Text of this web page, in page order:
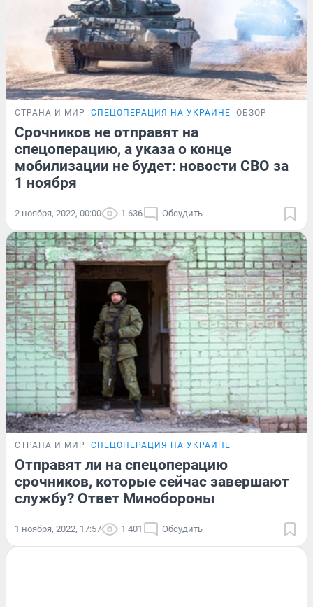
СТРАНА И МИР СПЕЦОПЕРАЦИЯ НА УКРАИНЕ ОБЗОР
Срочников не отправят на
спецоперацию, а указа о конце
мобилизации не будет: новости СВО за
1 ноября
2 ноября, 2022, 00:00 1 636 Обсудить
СТРАНА И МИР СПЕЦОПЕРАЦИЯ НА УКРАИНЕ
Отправят ли на спецоперацию
срочников, которые сейчас завершают
службу? Ответ Минобороны
1 ноября, 2022, 17:57 1 401 Обсудить